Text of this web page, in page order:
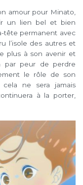
amour pour Minato,
un lien bel et bien
tête permanent avec
l’isole des autres et
plus à son avenir et
par peur de perdre
le rôle de son
ne sera jamais
à la porter,